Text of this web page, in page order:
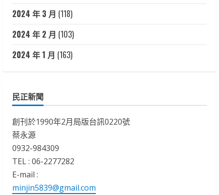
2024 年 3 月 (118)
2024 年 2 月 (103)
2024 年 1 月 (163)
民正新聞
創刊於1990年2月局版台訊0220號
蔡永源
0932-984309
TEL : 06-2277282
E-mail :
minjin5839@gmail.com